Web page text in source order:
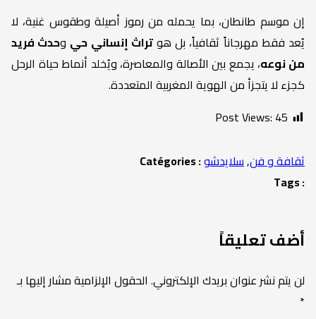
إن موسم طانطان، بما يحمله من رموز أصيلة وطقوس غنية، لا
يُعد فقط مهرجاناً ثقافياً، بل هوتراث إنساني حي وحدث فريد
من نوعه، يجمع بين الأصالة والمعاصرة، ويُخلد أنماط حياة الرحل
كجزء لا يتجزأ من الهوية المغربية المتعددة.
Post Views: 45
Catégories : ثقافة و فن,سلايدشو
Tags :
أضف تعليقاً
لن يتم نشر عنوان بريدك الإلكتروني. الحقول الإلزامية مشار إليها بـ
*